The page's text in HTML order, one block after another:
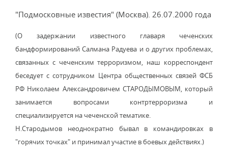
"Подмосковные известия" (Москва). 26.07.2000 года
(О задержании известного главаря чеченских
бандформирований Салмана Радуева и о других проблемах,
связанных с чеченским терроризмом, наш корреспондент
беседует с сотрудником Центра общественных связей ФСБ
РФ Николаем Александровичем СТАРОДЫМОВЫМ, который
занимается вопросами контртерроризма и
специализируется на чеченской тематике.
Н.Стародымов неоднократно бывал в командировках в
"горячих точках" и принимал участие в боевых действиях.)